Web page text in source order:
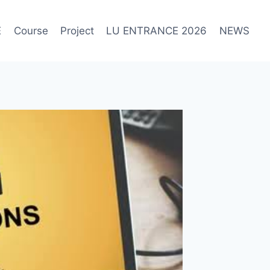
Course Project LU ENTRANCE 2026 NEWS